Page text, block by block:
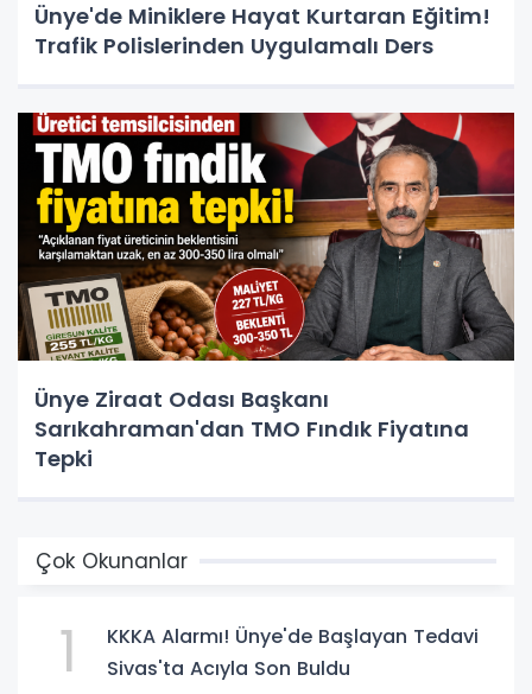
Ünye'de Miniklere Hayat Kurtaran Eğitim!
Trafik Polislerinden Uygulamalı Ders
Ünye Ziraat Odası Başkanı
Sarıkahraman'dan TMO Fındık Fiyatına
Tepki
Çok Okunanlar
1
KKKA Alarmı! Ünye'de Başlayan Tedavi
Sivas'ta Acıyla Son Buldu